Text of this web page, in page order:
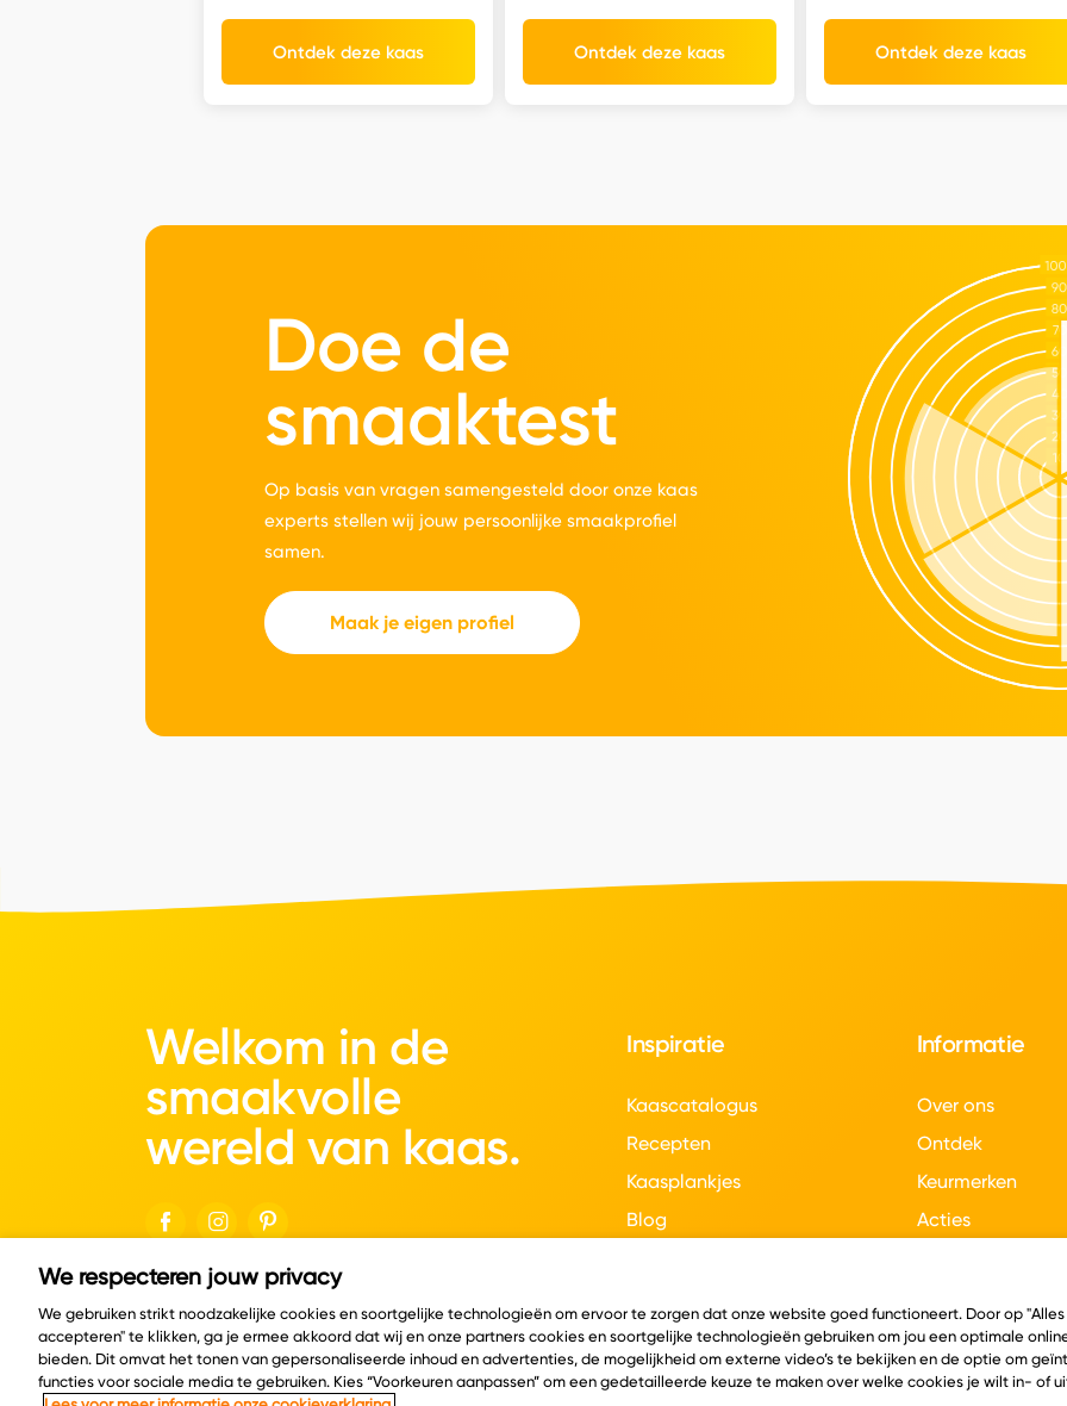
Ontdek deze kaas Ontdek deze kaas Ontdek deze kaas
Doe de
smaaktest
Op basis van vragen samengesteld door onze kaas
experts stellen wij jouw persoonlijke smaakprofiel
samen.
Maak je eigen profiel
Welkom in de
smaakvolle
wereld van kaas.
© Copyright 2026 Velder
Inspiratie
Kaascatalogus
Recepten
Kaasplankjes
Blog
Informatie
Over ons
Ontdek
Keurmerken
Acties
We respecteren jouw privacy
We gebruiken strikt noodzakelijke cookies en soortgelijke technologieën om ervoor te zorgen dat onze website goed functioneert. Door op "Alles
accepteren" te klikken, ga je ermee akkoord dat wij en onze partners cookies en soortgelijke technologieën gebruiken om jou een optimale
bieden. Dit omvat het tonen van gepersonaliseerde inhoud en advertenties, de mogelijkheid om externe video’s te bekijken en de optie om
functies voor sociale media te gebruiken. Kies “Voorkeuren aanpassen” om een gedetailleerde keuze te maken over welke cookies je wilt in- of